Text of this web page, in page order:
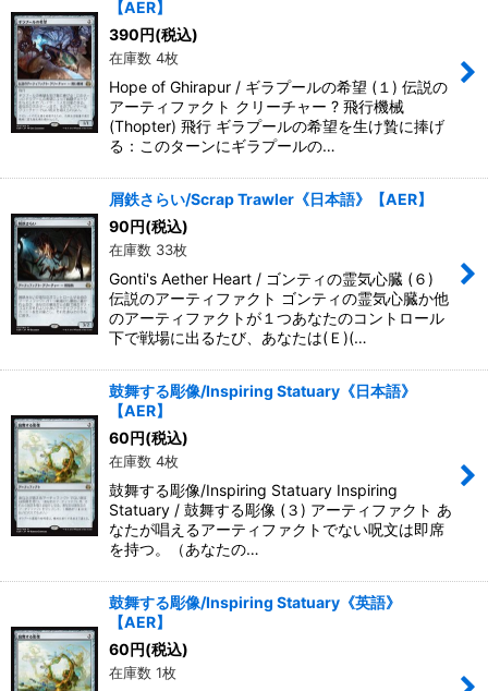
【AER】
390円(税込)
在庫数 4枚
Hope of Ghirapur / ギラプールの希望 (１) 伝説の
アーティファクト クリーチャー ? 飛行機械
(Thopter) 飛行 ギラプールの希望を生け贄に捧げ
る：このターンにギラプールの…
屑鉄さらい/Scrap Trawler《日本語》【AER】
90円(税込)
在庫数 33枚
Gonti's Aether Heart / ゴンティの霊気心臓 (６)
伝説のアーティファクト ゴンティの霊気心臓か他
のアーティファクトが１つあなたのコントロール
下で戦場に出るたび、あなたは(Ｅ)(…
鼓舞する彫像/Inspiring Statuary《日本語》
【AER】
60円(税込)
在庫数 4枚
鼓舞する彫像/Inspiring Statuary Inspiring
Statuary / 鼓舞する彫像 (３) アーティファクト あ
なたが唱えるアーティファクトでない呪文は即席
を持つ。（あなたの…
鼓舞する彫像/Inspiring Statuary《英語》
【AER】
60円(税込)
在庫数 1枚